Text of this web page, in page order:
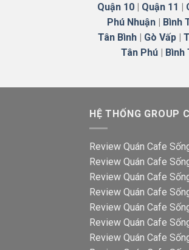
Quận 10| Quận 11 |
Phú Nhuận| Bình
Tân Bình | Gò Vấp |
Tân Phú| Bình
HỆ THỐNG GROUP
Review Quán Cafe
Review Quán Cafe
Review Quán Cafe
Review Quán Cafe
Review Quán Cafe
Review Quán Cafe
Review Quán Cafe